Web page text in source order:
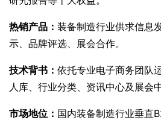
热销产品： 装备制造行业供求信息
示、品牌评选、展会合作。
技术背书： 依托专业电子商务团队
人库、行业分类、资讯中心及展会
市场地位： 国内装备制造行业垂直